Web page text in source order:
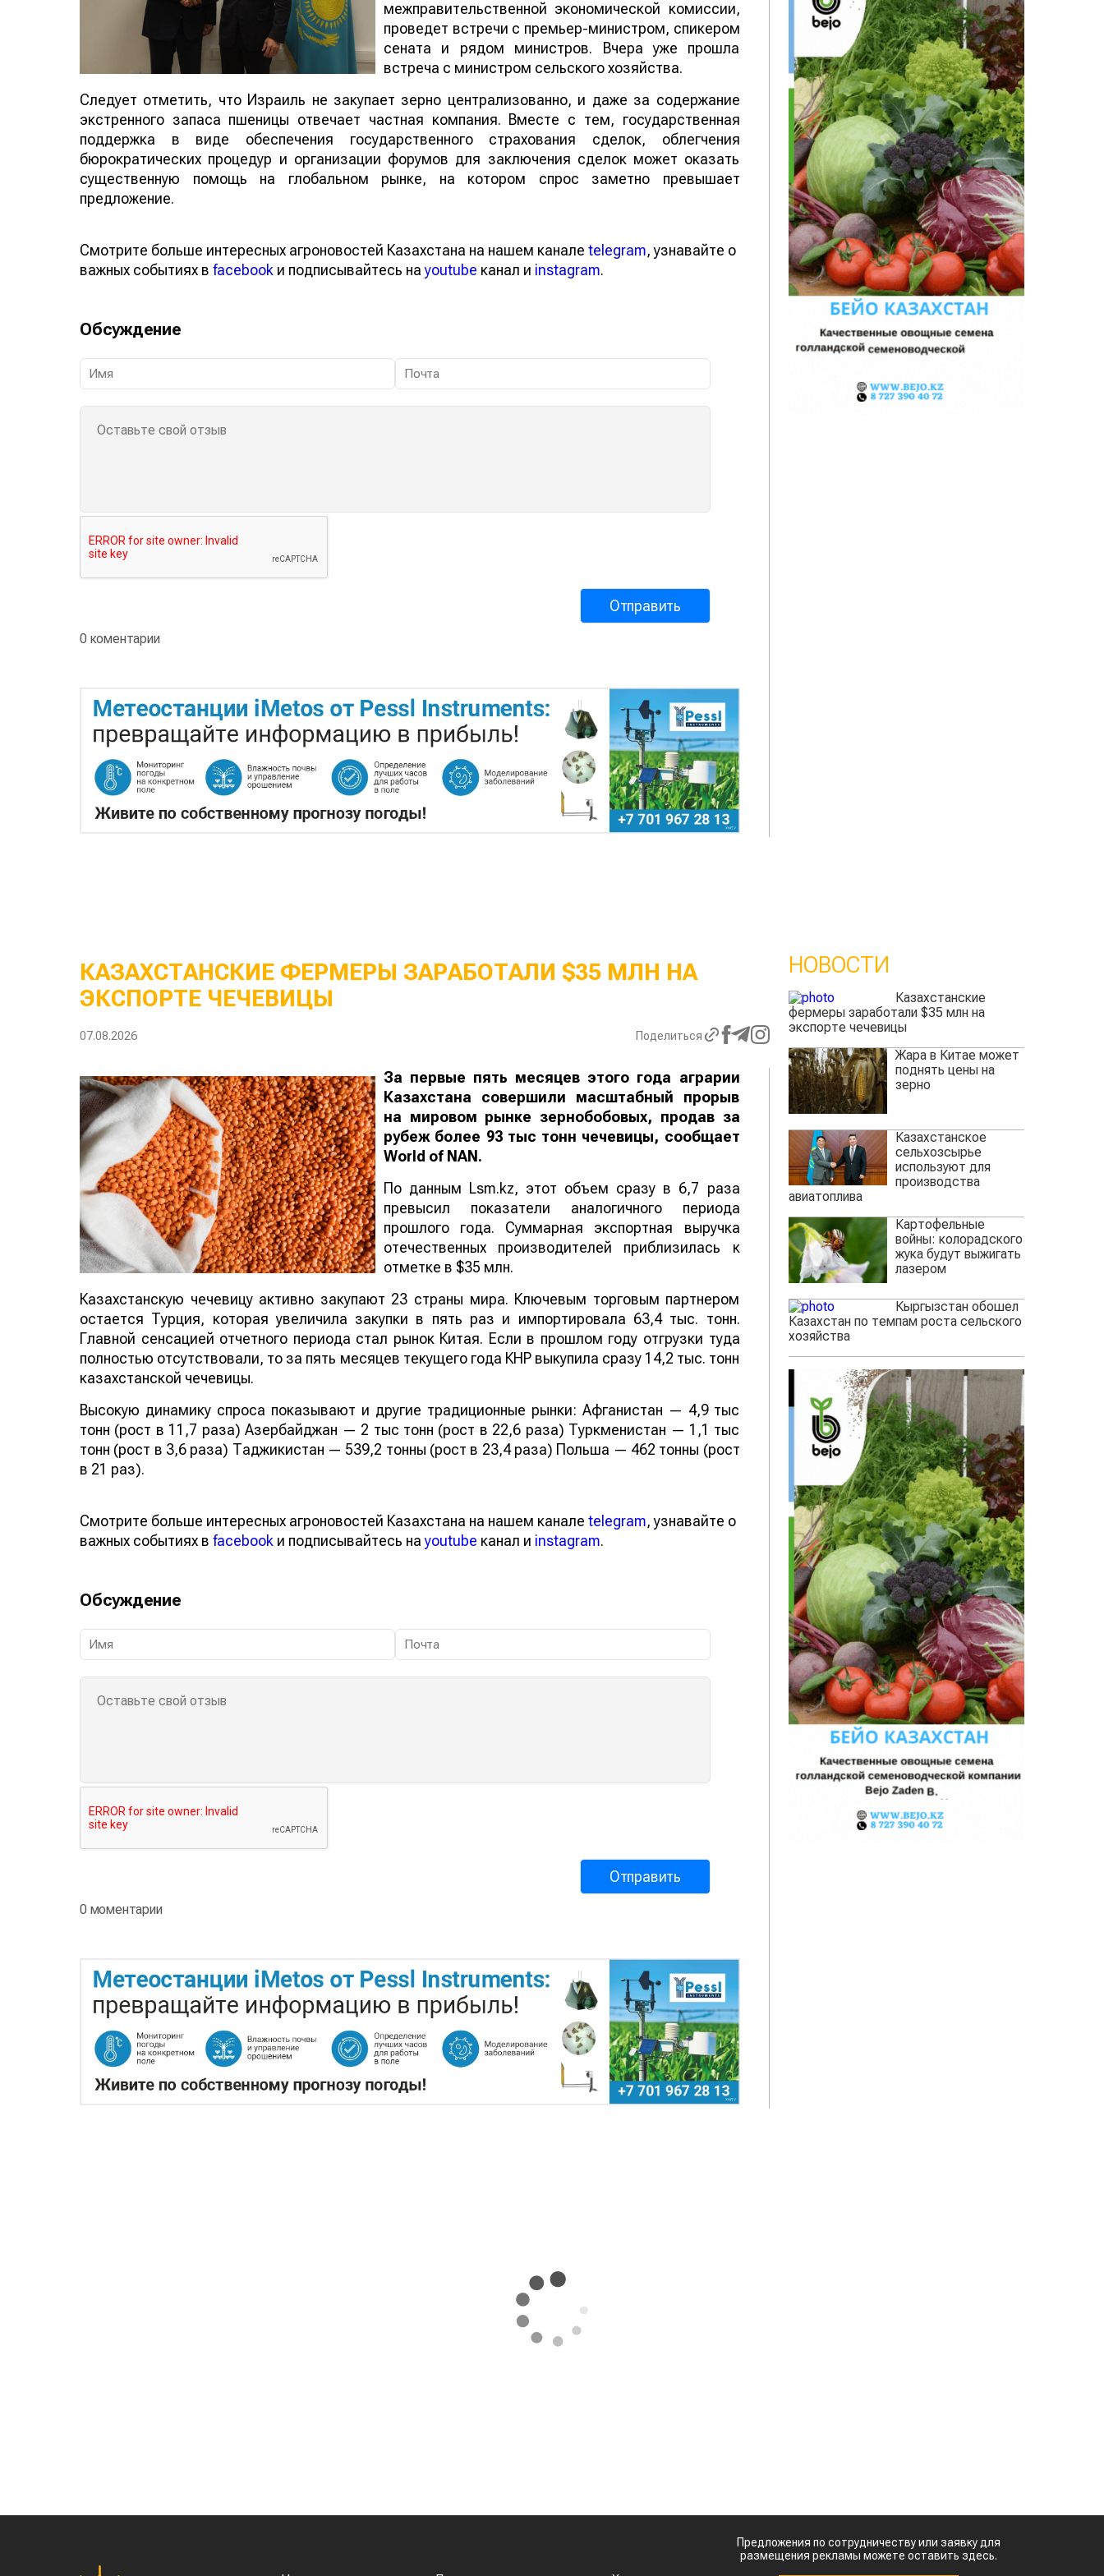
межправительственной экономической комиссии,
проведет встречи с премьер-министром, спикером
сената и рядом министров. Вчера уже прошла
встреча с министром сельского хозяйства.
Следует отметить, что Израиль не закупает зерно централизованно, и даже за содержание
экстренного запаса пшеницы отвечает частная компания. Вместе с тем, государственная
поддержка в виде обеспечения государственного страхования сделок, облегчения
бюрократических процедур и организации форумов для заключения сделок может оказать
существенную помощь на глобальном рынке, на котором спрос заметно превышает
предложение.
Смотрите больше интересных агроновостей Казахстана на нашем канале telegram, узнавайте о
важных событиях в facebook и подписывайтесь наyoutube канал и instagram.
Обсуждение
0 коментарии
КАЗАХСТАНСКИЕ ФЕРМЕРЫ ЗАРАБОТАЛИ $35 МЛН НА
ЭКСПОРТЕ ЧЕЧЕВИЦЫ
07.08.2026 Поделиться
За первые пять месяцев этого года аграрии
Казахстана совершили масштабный прорыв
на мировом рынке зернобобовых, продав за
рубеж более 93 тыс тонн чечевицы, сообщает
World of NAN .
По данным Lsm.kz, этот объем сразу в 6,7 раза
превысил показатели аналогичного периода
прошлого года. Суммарная экспортная выручка
отечественных производителей приблизилась к
отметке в $35 млн.
Казахстанскую чечевицу активно закупают 23 страны мира. Ключевым торговым партнером
остается Турция, которая увеличила закупки в пять раз и импортировала 63,4 тыс. тонн.
Главной сенсацией отчетного периода стал рынок Китая. Если в прошлом году отгрузки туда
полностью отсутствовали, то за пять месяцев текущего года КНР выкупила сразу 14,2 тыс. тонн
казахстанской чечевицы.
Высокую динамику спроса показывают и другие традиционные рынки: Афганистан — 4,9 тыс
тонн (рост в 11,7 раза) Азербайджан — 2 тыс тонн (рост в 22,6 раза) Туркменистан — 1,1 тыс
тонн (рост в 3,6 раза) Таджикистан — 539,2 тонны (рост в 23,4 раза) Польша — 462 тонны (рост
в 21 раз).
Смотрите больше интересных агроновостей Казахстана на нашем канале telegram, узнавайте о
важных событиях в facebook и подписывайтесь наyoutube канал и instagram.
Обсуждение
0 моментарии
НОВОСТИ
Казахстанские
фермеры заработали $35 млн на
экспорте чечевицы
Жара в Китае может
поднять цены на
зерно
Казахстанское
сельхозсырье
используют для
производства
авиатоплива
Картофельные
войны: колорадского
жука будут выжигать
лазером
Кыргызстан обошел
Казахстан по темпам роста сельского
хозяйства
Предложения по сотрудничеству или заявку для
размещения рекламы можете оставить здесь.